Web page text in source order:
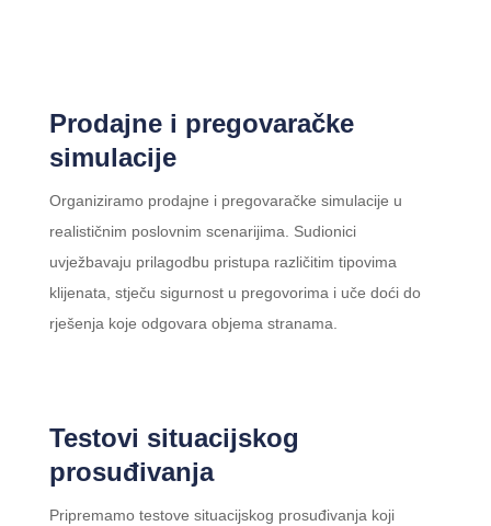
Prodajne i pregovaračke
simulacije
Organiziramo prodajne i pregovaračke simulacije u
realističnim poslovnim scenarijima. Sudionici
uvježbavaju prilagodbu pristupa različitim tipovima
klijenata, stječu sigurnost u pregovorima i uče doći do
rješenja koje odgovara objema stranama.
Testovi situacijskog
prosuđivanja
Pripremamo testove situacijskog prosuđivanja koji